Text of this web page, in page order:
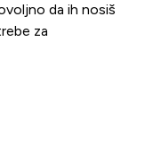
da ih nosiš
za